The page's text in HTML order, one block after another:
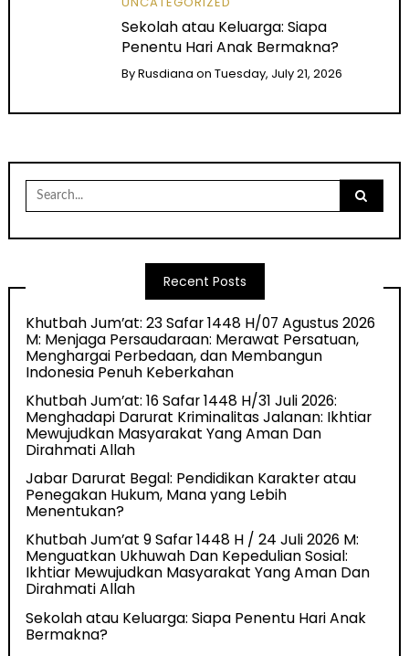
Sekolah atau Keluarga: Siapa
Penentu Hari Anak Bermakna?
ByRusdiana onTuesday, July 21, 2026
Search
for:
Recent Posts
Khutbah Jum’at: 23 Safar 1448 H/07 Agustus 2026
M: Menjaga Persaudaraan: Merawat Persatuan,
Menghargai Perbedaan, dan Membangun
Indonesia Penuh Keberkahan
Khutbah Jum’at: 16 Safar 1448 H/31 Juli 2026:
Menghadapi Darurat Kriminalitas Jalanan: Ikhtiar
Mewujudkan Masyarakat Yang Aman Dan
Dirahmati Allah
Jabar Darurat Begal: Pendidikan Karakter atau
Penegakan Hukum, Mana yang Lebih
Menentukan?
Khutbah Jum’at 9 Safar 1448 H / 24 Juli 2026 M:
Menguatkan Ukhuwah Dan Kepedulian Sosial:
Ikhtiar Mewujudkan Masyarakat Yang Aman Dan
Dirahmati Allah
Sekolah atau Keluarga: Siapa Penentu Hari Anak
Bermakna?